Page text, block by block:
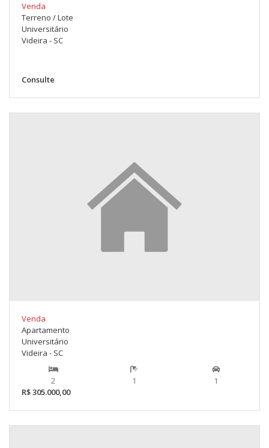
Venda
Terreno / Lote
Universitário
Videira - SC
Consulte
Venda
Apartamento
Universitário
Videira - SC
2 1
1
R$ 305.000,00